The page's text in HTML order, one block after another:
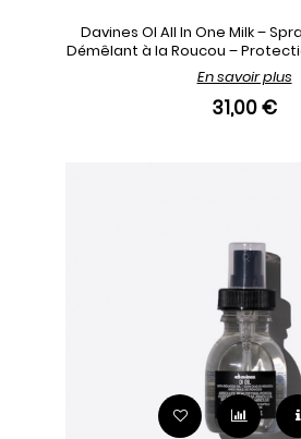
Davines OI All In One Milk –
Démêlant à la Roucou –
En savoir plus
31,00 €